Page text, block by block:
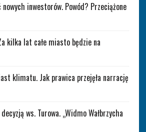
inwestorów. Powód? Przeciążone
kilka lat całe miasto będzie na
klimatu. Jak prawica przejęła narrację
ws. Turowa. „Widmo Wałbrzycha